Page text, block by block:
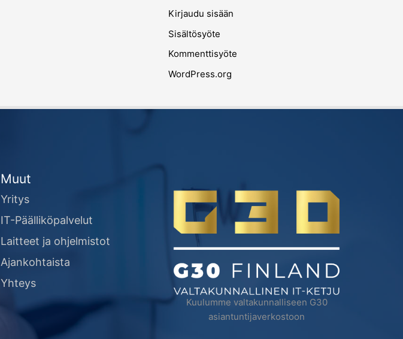
Kirjaudu sisään
Sisältösyöte
Kommenttisyöte
WordPress.org
Muut
Yritys
IT-Päälliköpalvelut
Laitteet ja ohjelmistot
Ajankohtaista
Yhteys
Kuulumme valtakunnalliseen G30
asiantuntijaverkostoon